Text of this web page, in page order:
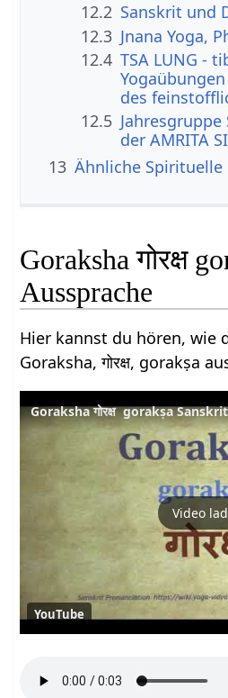
12.2 Sanskrit und
12.3 Jnana Yoga,
12.4 TSA LUNG -
des
12.5
der AMRITA
13 Ähnliche Spirituelle
Goraksha गोरक्ष
Aussprache
Hier kannst du hören, wie
Goraksha, गोरक्ष, gorakṣa
Goraksha गोरक्ष gorakṣa
Video
YouTube